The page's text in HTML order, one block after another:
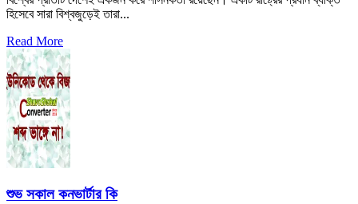
হিসেবে সারা বিশ্বজুড়েই তারা...
Read More
শুভ সকাল কনভার্টার কি